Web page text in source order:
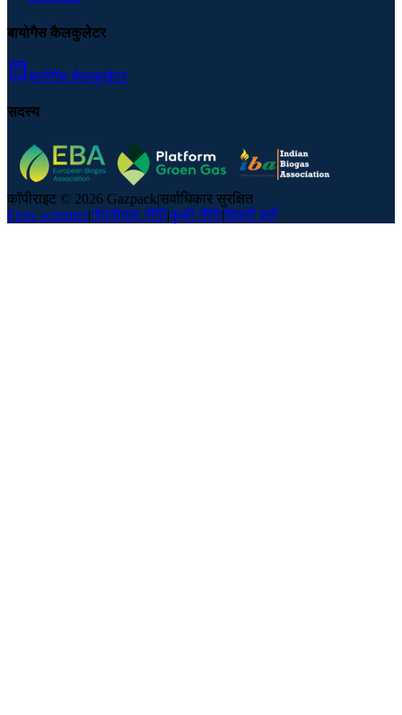
बायोगैस कैलकुलेटर
बायोगैस कैलकुलेटर
सदस्य
कॉपीराइट © 2026 Gazpack|सर्वाधिकार सुरक्षित
Flow schemes|गोपनीयता नीति|कुकी नीति|बिक्री शर्तें